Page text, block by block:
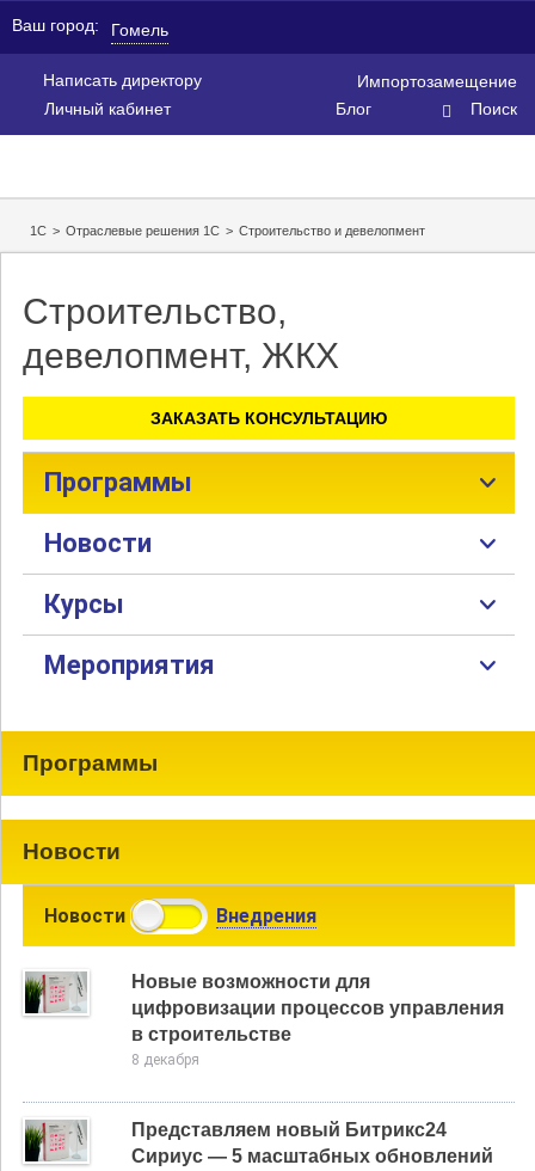
Написать директору
Блог
Импортозамещение
Личный кабинет
Ваш город: Гомель
Поиск
1С > Отраслевые решения 1С > Строительство и девелопмент
Строительство,
девелопмент, ЖКХ
ЗАКАЗАТЬ КОНСУЛЬТАЦИЮ
Программы
Новости
Курсы
Мероприятия
Программы
Новости
Новости Внедрения
Новые возможности для
цифровизации процессов управления
в строительстве
8 декабря
Представляем новый Битрикс24
Сириус — 5 масштабных обновлений